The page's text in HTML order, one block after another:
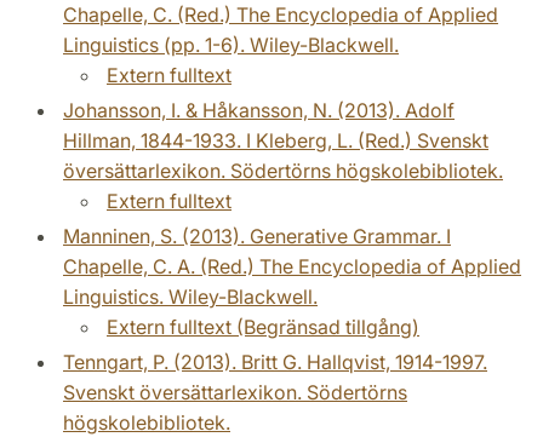
Chapelle, C. (Red.) The Encyclopedia of Applied
Linguistics (pp. 1-6). Wiley-Blackwell.
Extern fulltext
Johansson, I. & Håkansson, N. (2013). Adolf
Hillman, 1844-1933. I Kleberg, L. (Red.) Svenskt
översättarlexikon. Södertörns högskolebibliotek.
Extern fulltext
Manninen, S. (2013). Generative Grammar. I
Chapelle, C. A. (Red.) The Encyclopedia of Applied
Linguistics. Wiley-Blackwell.
Extern fulltext (Begränsad tillgång)
Tenngart, P. (2013). Britt G. Hallqvist, 1914-1997.
Svenskt översättarlexikon. Södertörns
högskolebibliotek.